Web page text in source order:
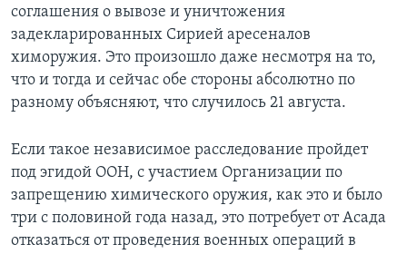
соглашения о вывозе и уничтожения
задекларированных Сирией аресеналов
химоружия. Это произошло даже несмотря на то,
что и тогда и сейчас обе стороны абсолютно по
разному объясняют, что случилось 21 августа.
Если такое независимое расследование пройдет
под эгидой ООН, с участием Организации по
запрещению химического оружия, как это и было
три с половиной года назад, это потребует от Асада
отказаться от проведения военных операций в